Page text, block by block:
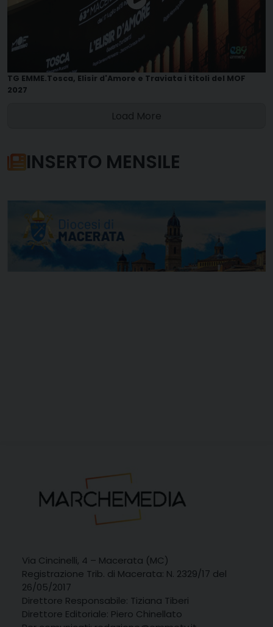
TG EMME.Tosca, Elisir d'Amore e Traviata i titoli del MOF
2027
Load More
INSERTO MENSILE
Via Cincinelli, 4 – Macerata (MC)
Registrazione Trib. di Macerata: N. 2329/17 del
26/05/2017
Direttore Responsabile: Tiziana Tiberi
Direttore Editoriale: Piero Chinellato